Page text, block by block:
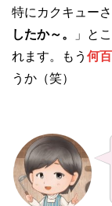
特にカクキュー
したか～。
」と
れます。もう 何
うか（笑）